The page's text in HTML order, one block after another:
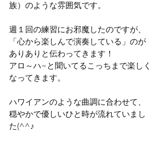
族）のような雰囲気です。
週１回の練習にお邪魔したのですが、
「心から楽しんで演奏している」のが
ありありと伝わってきます！
アロ～ハ~と聞いてるこっちまで楽しく
なってきます。
ハワイアンのような曲調に合わせて、
穏やかで優しいひと時が流れていまし
た(^^♪